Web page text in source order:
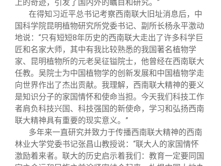
上的奇迹，引发了国内外的瞩目和研究。”
在得知习近平总书记考察西南联大旧址消息后，中
国科学院昆明植物研究所党委书记、副所长杨永平激动
地说：“只有短短8年历史的西南联大走出了许多科学巨
匠和名家大师，其中有我比较熟悉的我国著名植物学
家、昆明植物所的元老吴征镒院士，他曾经在西南联大
任教。吴院士为中国植物学的创新发展和中国植物学走
向世界作出了杰出贡献。我理解，西南联大精神的要义
是知识分子的家国情怀和使命当担。今天我们科技工作
者肩负科技兴国、科技强国的新使命，学习和弘扬西南
联大精神具有重要的现实意义。”
多年来一直研究并致力于传播西南联大精神的西南
林业大学党委书记张昌山教授说：“联大人的家国情怀
激励着来者。联大的历史启示着我们：教育一定要同国